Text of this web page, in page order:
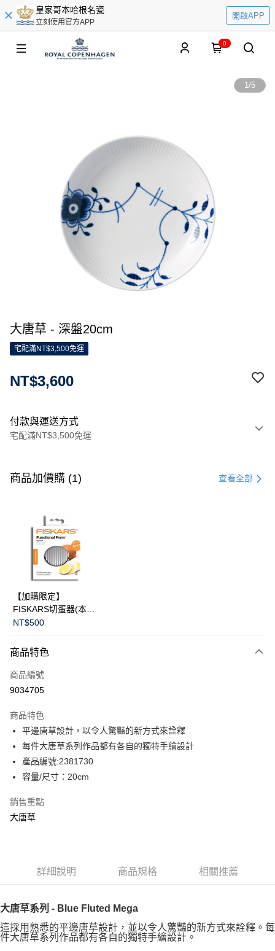
皇家哥本哈根名瓷
立刻使用官方APP
開啟APP
0
1/5
大唐草 - 深盤20cm
宅配滿NT$3,500免運
NT$3,600
付款與運送方式
宅配滿NT$3,500免運
信用卡一次付款
3 期 0 利率 每期
合作金庫商業銀行
華南商業銀行
上海商業儲蓄銀行
國泰世華商業銀行
臺灣中小企業銀行
匯豐（台灣）商業銀行
聯邦商業銀行
元大商業銀行
台新國際商業銀行
LINE Pay
Apple Pay
運送方式
黑貓宅急便
商品加價購 (1) 查看全部
【加購限定】
FISKARS切蛋器(本商
品不提供破損保證)
NT$500
商品特色
商品編號
9034705
商品特色
平邊唐草設計，以令人驚豔的新方式來詮釋
每件大唐草系列作品都有各自的獨特手繪設計
產品編號:2381730
容量/尺寸：20cm
銷售重點
大唐草
詳細說明 商品規格 相關推薦
大唐草系列 - Blue Fluted Mega
這採用熟悉的平邊唐草設計，並以令人驚豔的新方式來詮釋。每
件大唐草系列作品都有各自的獨特手繪設計。